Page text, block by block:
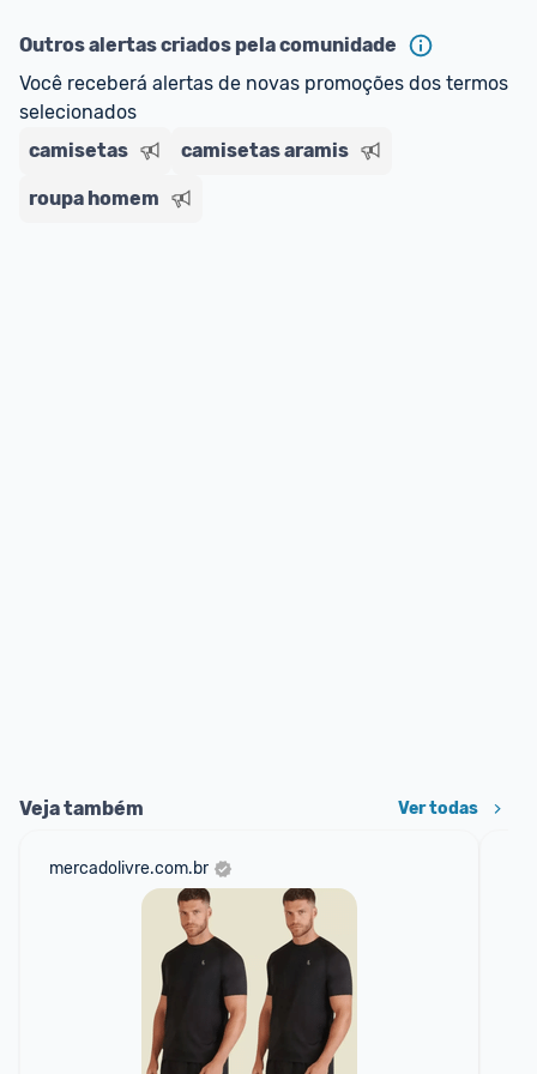
E lembre-se: você sempre pode contar ajuda da
comunidade para tirar dúvidas ou acionar os
nossos Admins marcando
comentário ou através do Fale com o Promobit.
Outros alertas criados pela comunidade
Você receberá alertas de novas promoções dos termos
selecionados
camisetas
camisetas aramis
roupa homem
Veja também Ver todas
mercadolivre.com.br